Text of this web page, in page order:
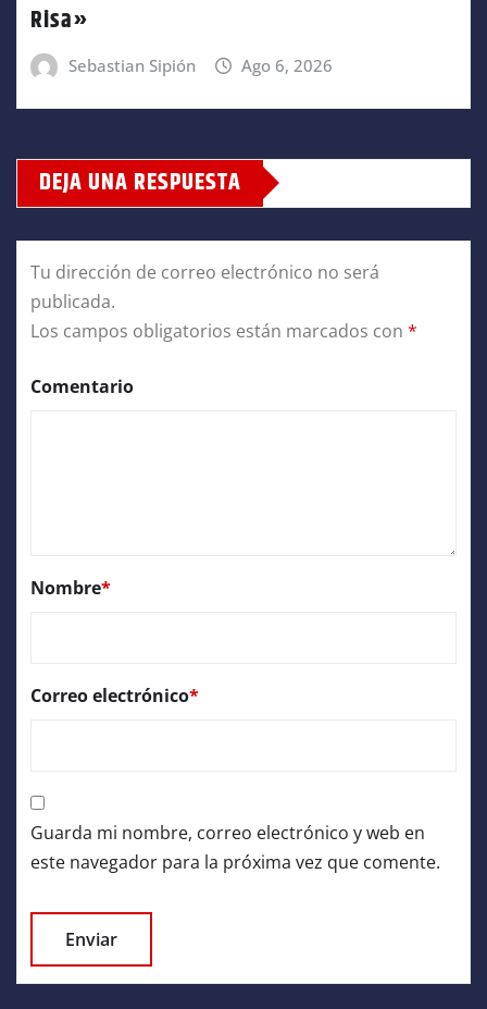
Risa»
Sebastian Sipión Ago 6, 2026
DEJA UNA RESPUESTA
Tu dirección de correo electrónico no será
publicada.
Los campos obligatorios están marcados con *
Comentario
Nombre*
Correo electrónico*
Guarda mi nombre, correo electrónico y web en
este navegador para la próxima vez que comente.